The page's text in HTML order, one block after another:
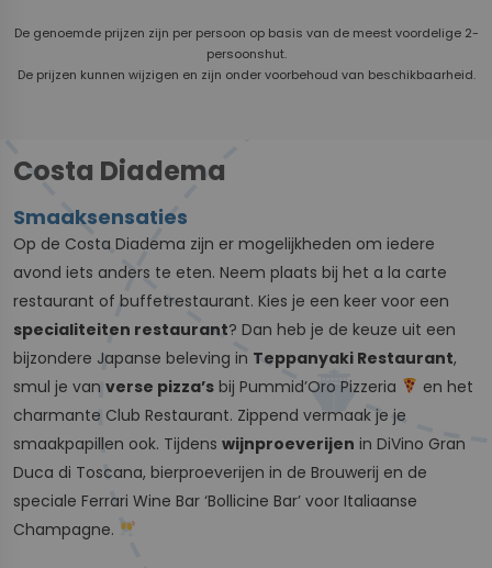
De genoemde prijzen zijn per persoon op basis van de meest voordelige 2-
persoonshut.
De prijzen kunnen wijzigen en zijn onder voorbehoud van beschikbaarheid.
Costa Diadema
Smaaksensaties
Op de Costa Diadema zijn er mogelijkheden om iedere
avond iets anders te eten. Neem plaats bij het a la carte
restaurant of buffetrestaurant. Kies je een keer voor een
specialiteiten restaurant? Dan heb je de keuze uit een
bijzondere Japanse beleving in Teppanyaki Restaurant,
smul je van verse pizza’s bij Pummid’Oro Pizzeria
en het
charmante Club Restaurant. Zippend vermaak je je
smaakpapillen ook. Tijdens wijnproeverijen in DiVino Gran
Duca di Toscana, bierproeverijen in de Brouwerij en de
speciale Ferrari Wine Bar ‘Bollicine Bar’ voor Italiaanse
Champagne.